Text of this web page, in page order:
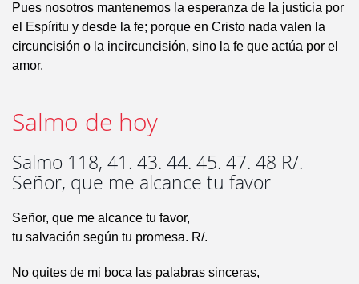
Pues nosotros mantenemos la esperanza de la justicia por
el Espíritu y desde la fe; porque en Cristo nada valen la
circuncisión o la incircuncisión, sino la fe que actúa por el
amor.
Salmo de hoy
Salmo 118, 41. 43. 44. 45. 47. 48 R/.
Señor, que me alcance tu favor
Señor, que me alcance tu favor,
tu salvación según tu promesa. R/.
No quites de mi boca las palabras sinceras,